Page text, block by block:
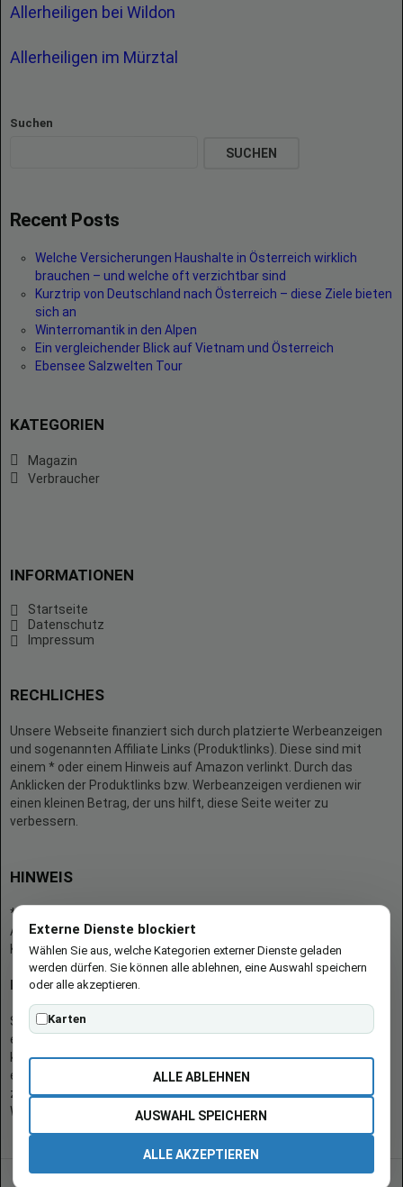
Allerheiligen bei Wildon
Allerheiligen im Mürztal
Suchen
SUCHEN
Recent Posts
Welche Versicherungen Haushalte in Österreich wirklich
brauchen – und welche oft verzichtbar sind
Kurztrip von Deutschland nach Österreich – diese Ziele bieten
sich an
Winterromantik in den Alpen
Ein vergleichender Blick auf Vietnam und Österreich
Ebensee Salzwelten Tour
KATEGORIEN
Magazin
Verbraucher
INFORMATIONEN
Startseite
Datenschutz
Impressum
RECHLICHES
Unsere Webseite finanziert sich durch platzierte Werbeanzeigen
und sogenannten Affiliate Links (Produktlinks). Diese sind mit
einem * oder einem Hinweis auf Amazon verlinkt. Durch das
Anklicken der Produktlinks bzw. Werbeanzeigen verdienen wir
einen kleinen Betrag, der uns hilft, diese Seite weiter zu
verbessern.
HINWEIS
* = Afilliate-Link (=Werbung)
Als Amazon-Partner verdient der Seitenbetreiber an qualifizierten
Käufen.
Hinweis zu Preisen und Verfügbarkeiten
Sofern Produktpreise und Verfügbarkeiten angezeigt werden,
entsprechen diese dem angegebenen Stand (Datum/Uhrzeit) und
können sich auf der verlinkten Seite jederzeit ändern. Für den Kauf
eines Produkts gelten die Angaben zu Preis und Verfügbarkeit, die
zum Kaufzeitpunkt [auf der/den maßgeblichen Amazon-
Website(s)] angezeigt werden.
Externe Dienste blockiert
Wählen Sie aus, welche Kategorien externer Dienste geladen
werden dürfen. Sie können alle ablehnen, eine Auswahl speichern
oder alle akzeptieren.
Karten
ALLE ABLEHNEN
AUSWAHL SPEICHERN
ALLE AKZEPTIEREN